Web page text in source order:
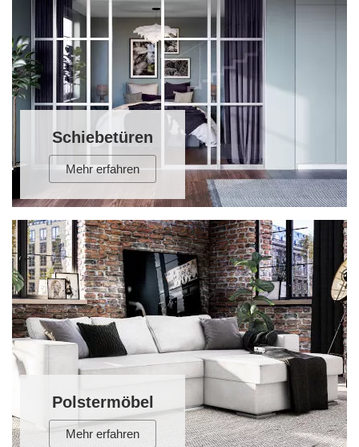
Schiebetüren
Mehr erfahren
Polstermöbel
Mehr erfahren
Tische & Bänke
Vitrinen
Wandboards